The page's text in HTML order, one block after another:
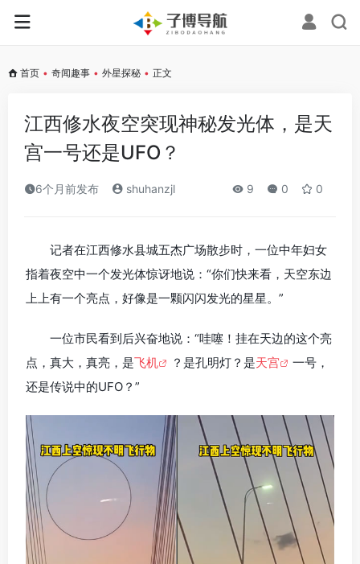
首页 • 奇闻趣事 • 外星探秘 • 正文
江西修水夜空突现神秘发光体，是天
宫一号还是UFO？
6个月前发布 shuhanzjl 9 0 0
记者在江西修水县城五杰广场散步时，一位中年妇女
指着夜空中一个发光体惊讶地说：“你们快来看，天空东边
上上有一个亮点，好像是一颗闪闪发光的星星。”
一位市民看到后兴奋地说：“哇噻！挂在天边的这个亮
点，真大，真亮，是飞机 ？是孔明灯？是天宫
一号，
还是传说中的UFO？”